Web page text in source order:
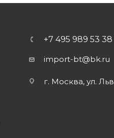
+7 495 989 53 38
import-bt@bk.ru
г. Москва, ул.